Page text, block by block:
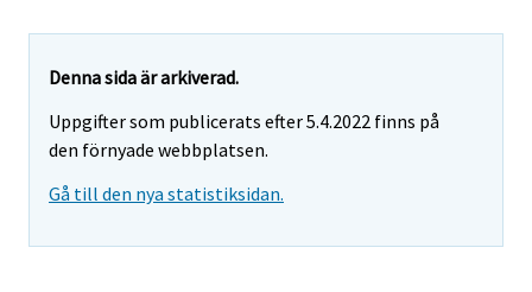
Denna sida är arkiverad.
Uppgifter som publicerats efter 5.4.2022 finns på
den förnyade webbplatsen.
Gå till den nya statistiksidan.